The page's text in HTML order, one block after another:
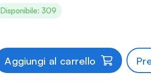
Disponibile: 309
Aggiungi al carrello